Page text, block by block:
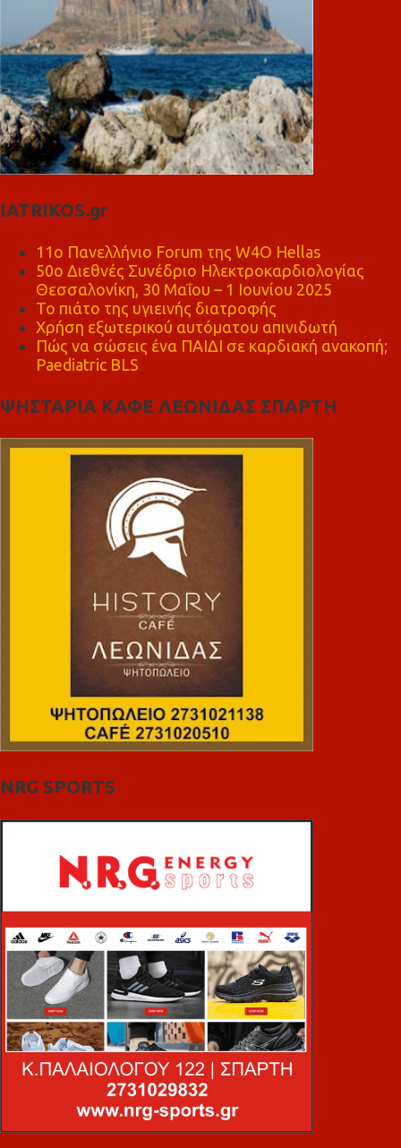
IATRIKOS.gr
11ο Πανελλήνιο Forum της W4O Hellas
50ο Διεθνές Συνέδριο Ηλεκτροκαρδιολογίας
Θεσσαλονίκη, 30 Μαΐου – 1 Ιουνίου 2025
Το πιάτο της υγιεινής διατροφής
Χρήση εξωτερικού αυτόματου απινιδωτή
Πώς να σώσεις ένα ΠΑΙΔΙ σε καρδιακή ανακοπή;
Paediatric BLS
ΨΗΣΤΑΡΙΑ ΚΑΦΕ ΛΕΩΝΙΔΑΣ ΣΠΑΡΤΗ
NRG SPORTS